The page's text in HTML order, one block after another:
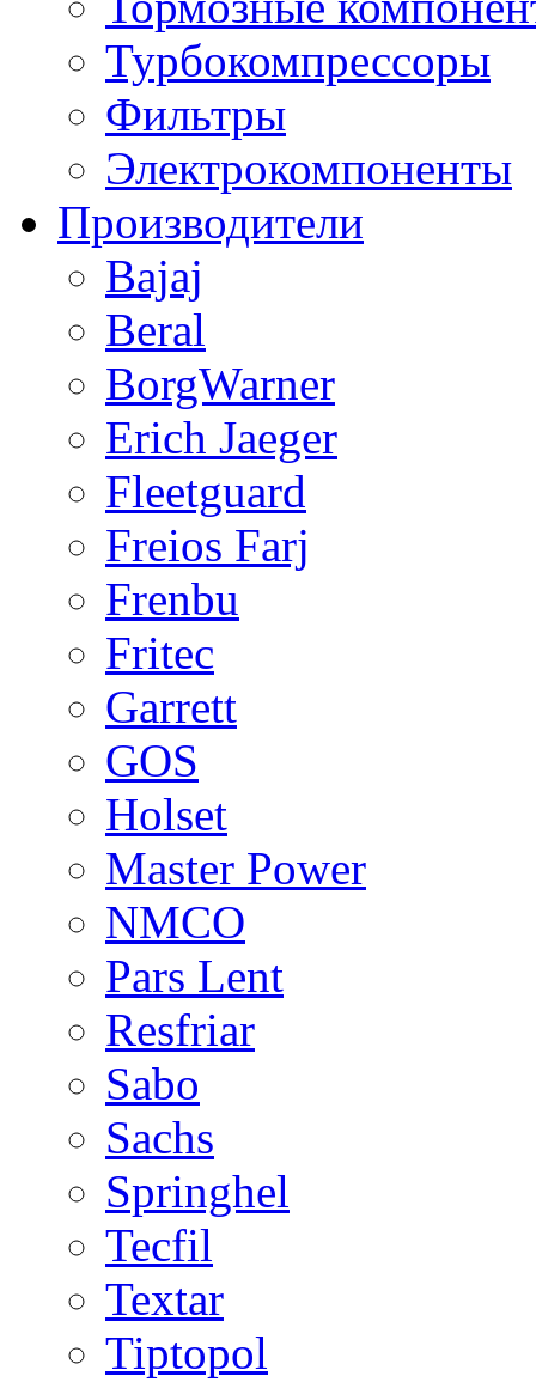
Турбокомпрессоры
Фильтры
Электрокомпоненты
Производители
Bajaj
Beral
BorgWarner
Erich Jaeger
Fleetguard
Freios Farj
Frenbu
Fritec
Garrett
GOS
Holset
Master Power
NMCO
Pars Lent
Resfriar
Sabo
Sachs
Springhel
Tecfil
Textar
Tiptopol